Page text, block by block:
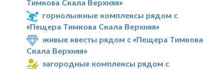
Тимкова Скала Верхняя»
горнолыжные комплексы рядом с
«Пещера Тимкова Скала Верхняя»
живые квесты рядом с «Пещера Тимкова
Скала Верхняя»
загородные комплексы рядом с